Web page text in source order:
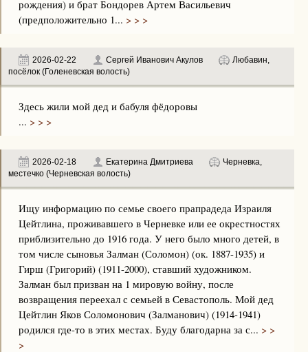
рождения) и брат Бондорев Артем Васильевич
(предположительно 1... > > >
2026-02-22 Сергей Иванович Акулов
Любавин,
посёлок (Голеневская волость)
Здесь жили мой дед и бабуля фёдоровы
... > > >
2026-02-18 Екатерина Дмитриева
Черневка,
местечко (Черневская волость)
Ищу информацию по семье своего прапрадеда Израиля
Цейтлина, проживавшего в Черневке или ее окрестностях
приблизительно до 1916 года. У него было много детей, в
том числе сыновья Залман (Соломон) (ок. 1887-1935) и
Гирш (Григорий) (1911-2000), ставший художником.
Залман был призван на 1 мировую войну, после
возвращения переехал с семьей в Севастополь. Мой дед
Цейтлин Яков Соломонович (Залманович) (1914-1941)
родился где-то в этих местах. Буду благодарна за с... > >
>